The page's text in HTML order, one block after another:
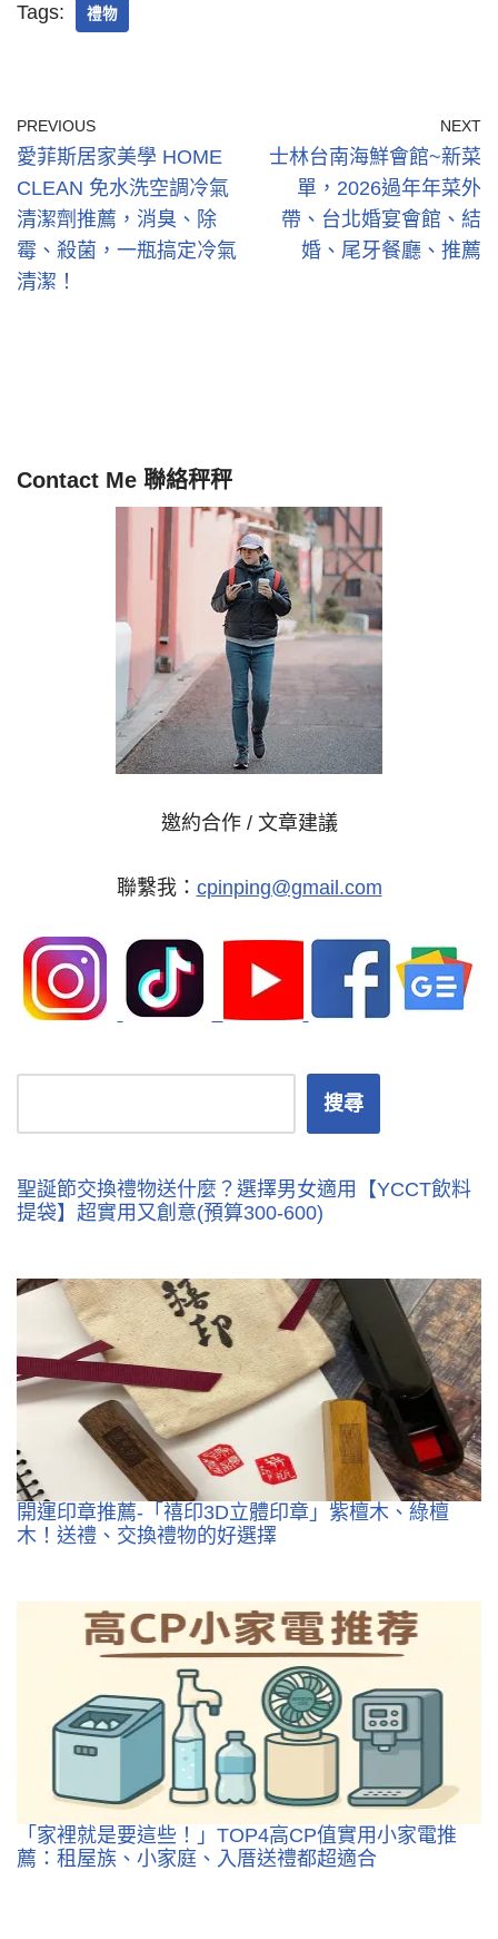
Tags: 禮物
PREVIOUS
愛菲斯居家美學 HOME
CLEAN 免水洗空調冷氣
清潔劑推薦，消臭、除
霉、殺菌，一瓶搞定冷氣
清潔！
NEXT
士林台南海鮮會館~新菜
單，2026過年年菜外
帶、台北婚宴會館、結
婚、尾牙餐廳、推薦
Contact Me 聯絡秤秤
邀約合作 / 文章建議
聯繫我： cpinping@gmail.com
搜尋
聖誕節交換禮物送什麼？選擇男女適用【YCCT飲料
提袋】超實用又創意(預算300-600)
開運印章推薦-「禧印3D立體印章」紫檀木、綠檀
木！送禮、交換禮物的好選擇
「家裡就是要這些！」TOP4高CP值實用小家電推
薦：租屋族、小家庭、入厝送禮都超適合